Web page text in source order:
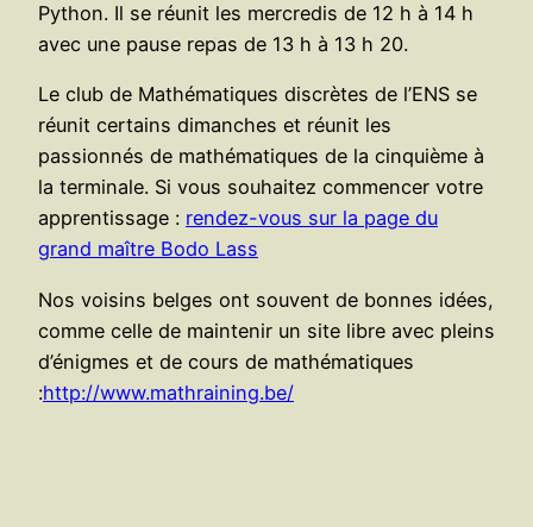
Python. Il se réunit les mercredis de 12 h à 14 h
avec une pause repas de 13 h à 13 h 20.
Le club de Mathématiques discrètes de l’ENS se
réunit certains dimanches et réunit les
passionnés de mathématiques de la cinquième à
la terminale. Si vous souhaitez commencer votre
apprentissage : rendez-vous sur la page du
grand maître Bodo Lass
Nos voisins belges ont souvent de bonnes idées,
comme celle de maintenir un site libre avec pleins
d’énigmes et de cours de mathématiques
:http://www.mathraining.be/